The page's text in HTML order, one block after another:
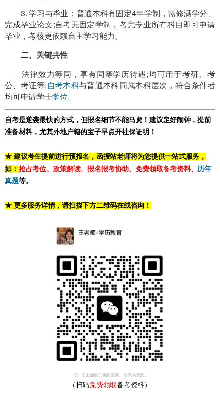
3. 学习与毕业：普通本科有固定4年学制，需修满学分、
完成毕业论文;自考无固定学制，考完专业所有科目即可申请
毕业，考核更依赖自主学习能力。
二、关键共性
法律效力等同，享有同等学历待遇;均可用于考研、考
公、考证等;自考本科与普通本科同属本科层次，符合条件者
均可申请学士学位。
自考是逆袭最快的方式，但报名细节不能马虎！建议定好闹钟，提前
准备材料，尤其外地户籍的宝子早点开社保证明！
★ 建议考生提前进行预报名，函授站老师将为您提供一站式服务，
如： 抢占考位、政策解读、报名报考协助、免费领取备考资料、 历年
真题等。
★ 更多服务详情，请扫描下方二维码在线咨询！
（扫码免费领取备考资料）